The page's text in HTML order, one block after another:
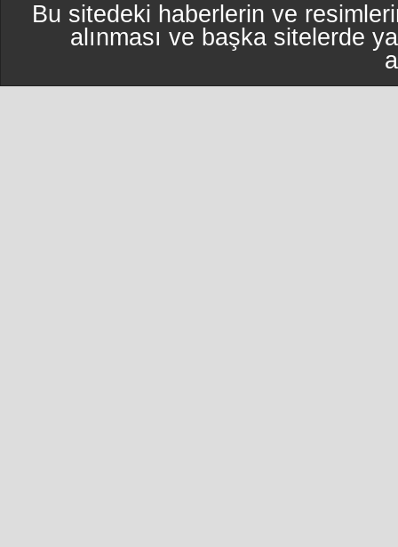
Bu sitedeki haberlerin ve
alınması ve başka sitelerde